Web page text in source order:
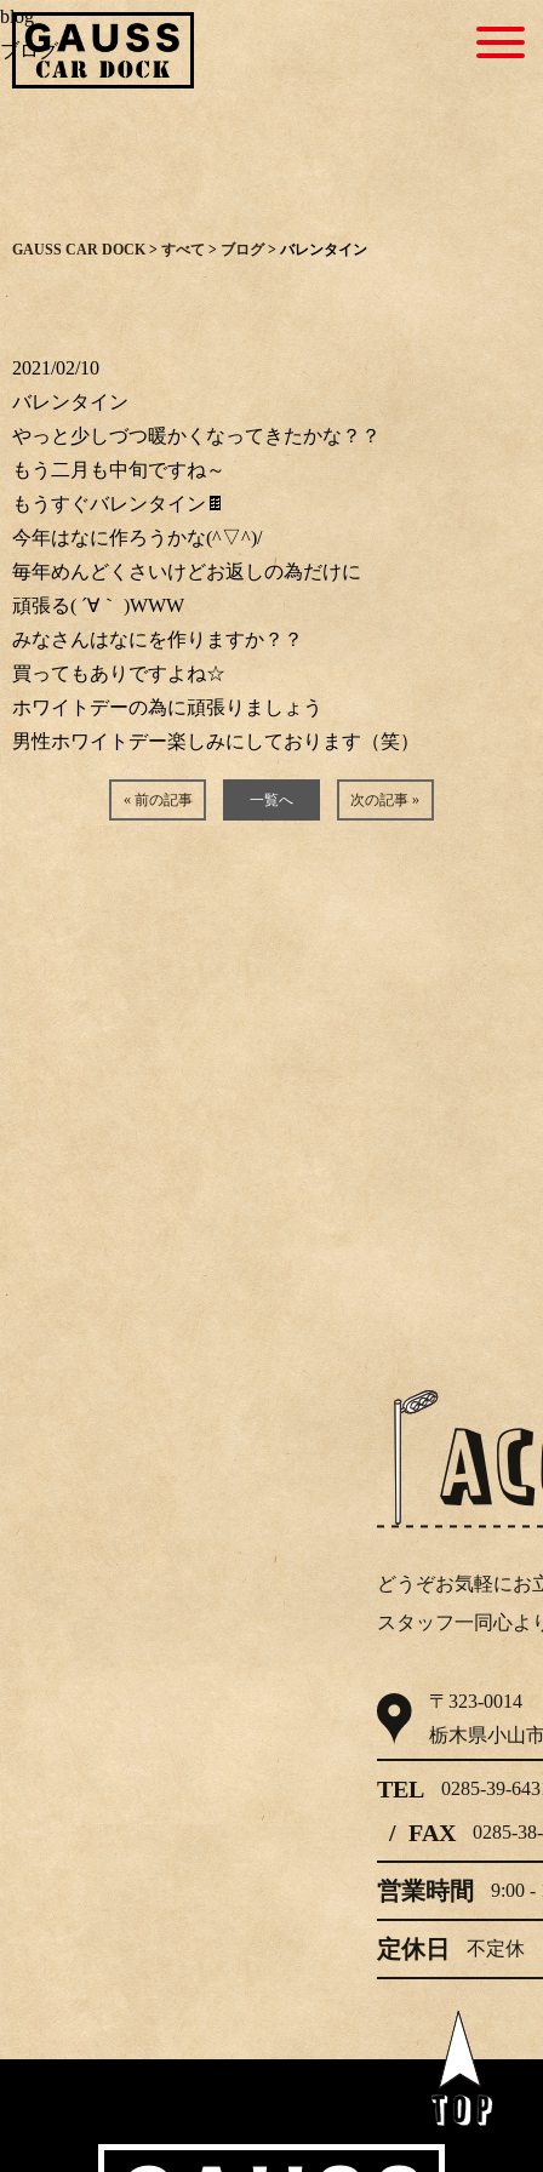
blog
ブログ
GAUSS CAR DOCK > すべて > ブログ> バレンタイン
2021/02/10
バレンタイン
やっと少しづつ暖かくなってきたかな？？
もう二月も中旬ですね～
もうすぐバレンタイン🍫
今年はなに作ろうかな(^▽^)/
毎年めんどくさいけどお返しの為だけに
頑張る( ´∀｀ )WWW
みなさんはなにを作りますか？？
買ってもありですよね☆
ホワイトデーの為に頑張りましょう
男性ホワイトデー楽しみにしております（笑）
« 前の記事 一覧へ 次の記事 »
どうぞお気軽にお立ち寄りください。
スタッフ一同心よりお待ちしております。
〒323-0014
栃木県小山市大字喜沢1169-1
TEL 0285-39-6431
/ FAX
営業時間 9:00 - 19:00
定休日 不定休